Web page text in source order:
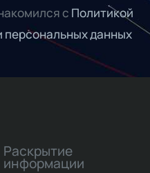
с Политикой
данных
Раскрытие
информации